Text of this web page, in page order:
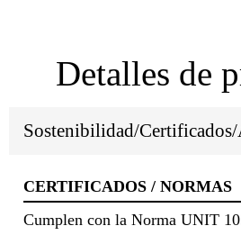
Detalles de
Sostenibilidad/
CERTIFICADOS / NORMAS
Cumplen con la Norma UNIT